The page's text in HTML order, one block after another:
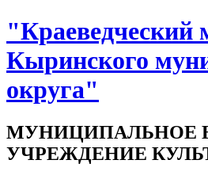
"Краеведческий
Кыринского
округа"
МУНИЦИПАЛЬНОЕ
УЧРЕЖДЕНИЕ